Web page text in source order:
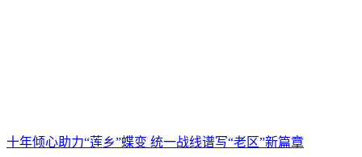
十年倾心助力“莲乡”蝶变 统一战线谱写“老区”新篇章